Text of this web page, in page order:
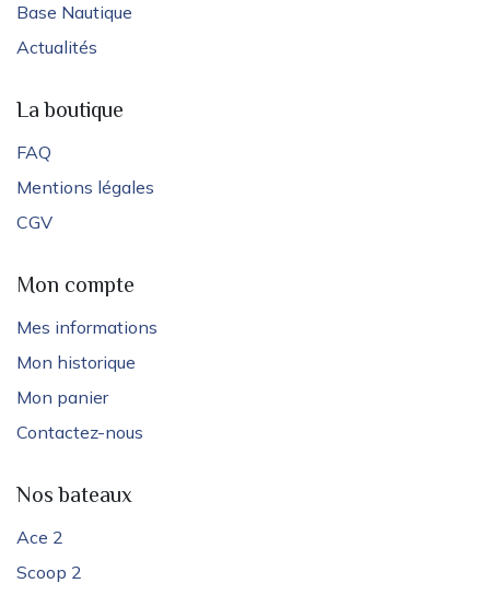
Base Nautique
Actualités
La boutique
FAQ
Mentions légales
CGV
Mon compte
Mes informations
Mon historique
Mon panier
Contactez-nous
Nos bateaux
Ace 2
Scoop 2